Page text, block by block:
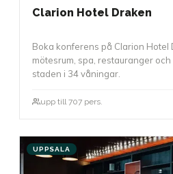
Clarion Hotel Draken
Boka konferens på Clarion Hotel
mötesrum, spa, restauranger
staden i 34 våningar.
upp till 707 pers.
UPPSALA